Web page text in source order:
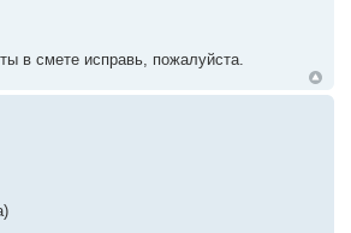
в смете исправь, пожалуйста.